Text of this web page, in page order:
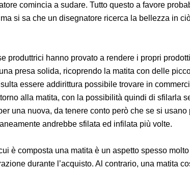
comincia a sudare. Tutto questo a favore
si sa che un disegnatore ricerca la bellezza in
produttrici hanno provato a rendere i propri
presa solida, ricoprendo la matita con delle
essere addirittura possibile trovare in
alla matita, con la possibilità quindi di sfilarla
una nuova, da tenere conto però che se si usano
andrebbe sfilata ed infilata più volte.
è composta una matita è un aspetto spesso
durante l’acquisto. Al contrario, una matita